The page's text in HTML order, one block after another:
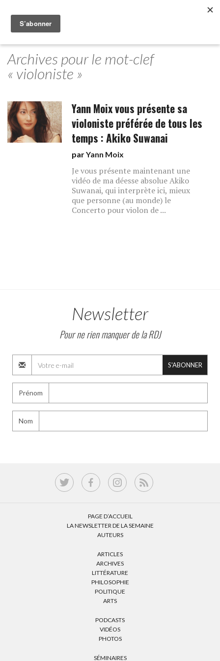
Archives pour le mot-clef
« violoniste »
Yann Moix vous présente sa
violoniste préférée de tous les
temps : Akiko Suwanai
parYann Moix
Je vous présente maintenant une
vidéo de ma déesse absolue Akiko
Suwanai, qui interprète ici, mieux
que personne (au monde) le
Concerto pour violon de ...
Newsletter
Pour ne rien manquer de la RDJ
S'ABONNER
Prénom
Nom
PAGE D’ACCUEIL
LA NEWSLETTER DE LA SEMAINE
AUTEURS
ARTICLES
ARCHIVES
LITTÉRATURE
PHILOSOPHIE
POLITIQUE
ARTS
PODCASTS
VIDÉOS
PHOTOS
SÉMINAIRES